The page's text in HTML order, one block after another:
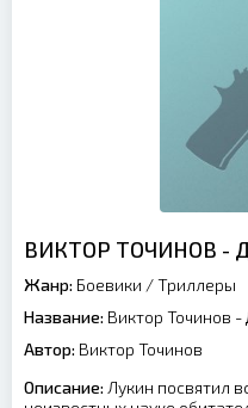
ВИКТОР ТОЧИНОВ -
Жанр: Боевики /Триллеры
Название: Виктор Точинов
Автор: Виктор Точинов
Описание: Лукин посвятил